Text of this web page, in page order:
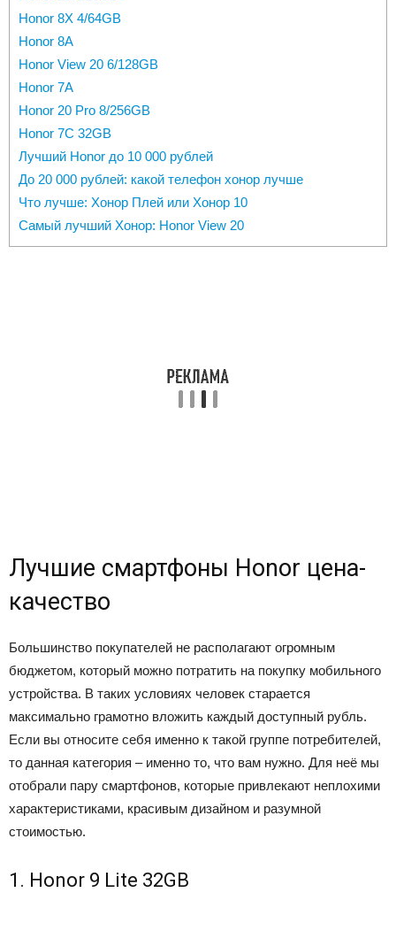
Honor 8X 4/64GB
Honor 8A
Honor View 20 6/128GB
Honor 7A
Honor 20 Pro 8/256GB
Honor 7C 32GB
Лучший Honor до 10 000 рублей
До 20 000 рублей: какой телефон хонор лучше
Что лучше: Хонор Плей или Хонор 10
Самый лучший Хонор: Honor View 20
Лучшие смартфоны Honor цена-
качество
Большинство покупателей не располагают огромным
бюджетом, который можно потратить на покупку мобильного
устройства. В таких условиях человек старается
максимально грамотно вложить каждый доступный рубль.
Если вы относите себя именно к такой группе потребителей,
то данная категория – именно то, что вам нужно. Для неё мы
отобрали пару смартфонов, которые привлекают неплохими
характеристиками, красивым дизайном и разумной
стоимостью.
1. Honor 9 Lite 32GB